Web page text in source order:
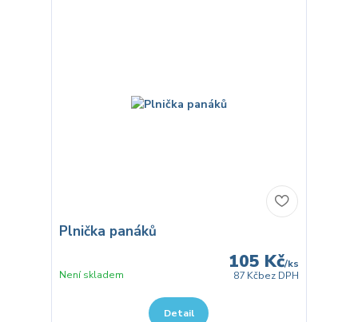
Plnička panáků
105 Kč/ks
87 Kčbez DPH
Není skladem
Detail